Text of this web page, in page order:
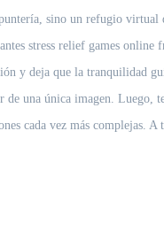
sino un refugio
stress relief games online
y deja que la tranquilidad
una única imagen. Luego,
cada vez más complejas.